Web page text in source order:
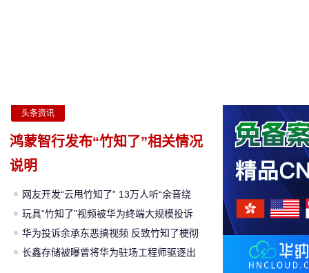
头条资讯
鸿蒙智行发布“竹知了”相关情况
说明
网友开发“云甩竹知了” 13万人听“余音绕
梁”
玩具“竹知了”视频被华为终端大规模投诉
下架
华为投诉余承东恶搞视频 反致竹知了梗彻
底出圈
长鑫存储被曝曾将华为驻场工程师驱逐出